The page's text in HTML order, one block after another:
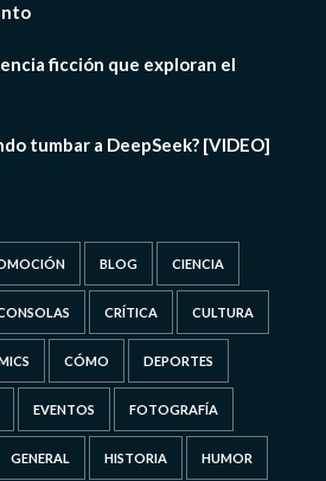
ficción que exploran el
tumbar a DeepSeek? [VIDEO]
BLOG CIENCIA
CRÍTICA CULTURA
CÓMO DEPORTES
EVENTOS FOTOGRAFÍA
GENERAL HISTORIA HUMOR